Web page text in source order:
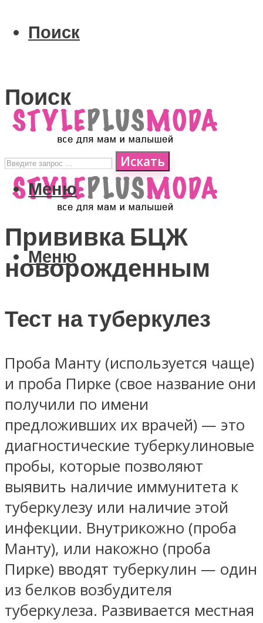
Поиск
Поиск
Искать
Меню
Меню
Прививка БЦЖ
новорожденным
Тест на туберкулез
Проба Манту (используется чаще)
и проба Пирке (свое название они
получили по имени
предложивших их врачей) — это
диагностические туберкулиновые
пробы, которые позволяют
выявить наличие иммунитета к
туберкулезу или наличие этой
инфекции. Внутрикожно (проба
Манту), или накожно (проба
Пирке) вводят туберкулин — один
из белков возбудителя
туберкулеза. Развивается местная